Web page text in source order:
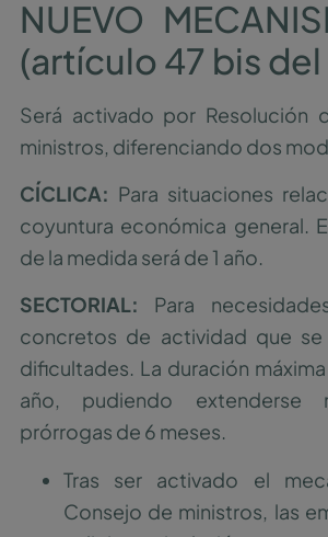
NUEVO
(artículo 47 bis del
Será activado por Resolución
ministros, diferenciando dos
CÍCLICA: Para situaciones
coyuntura económica general.
de la medida será de 1 año.
SECTORIAL: Para
concretos de actividad que se
dificultades. La duración máxima
año, pudiendo extenderse
prórrogas de 6 meses.
Tras ser activado el
Consejo de ministros, las